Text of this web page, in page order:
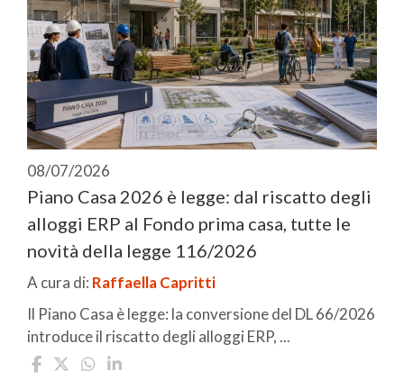
08/07/2026
Piano Casa 2026 è legge: dal riscatto degli
alloggi ERP al Fondo prima casa, tutte le
novità della legge 116/2026
A cura di: Raffaella Capritti
Il Piano Casa è legge: la conversione del DL 66/2026
introduce il riscatto degli alloggi ERP, ...